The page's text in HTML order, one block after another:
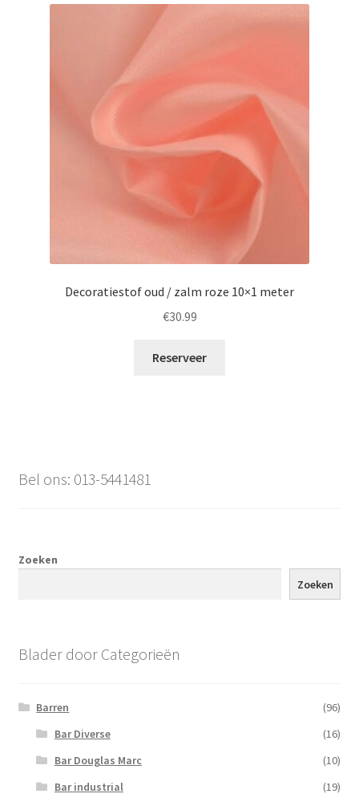
Decoratiestof oud / zalm roze 10×1 meter
€30.99
Reserveer
Bel ons: 013-5441481
Zoeken
Zoeken
Blader door Categorieën
Barren
(96)
Bar Diverse
(16)
Bar Douglas Marc
(10)
Bar industrial
(19)